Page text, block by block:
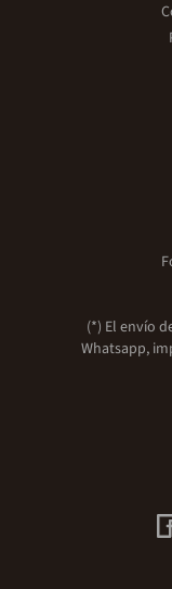
(*) El envío
Whatsapp,